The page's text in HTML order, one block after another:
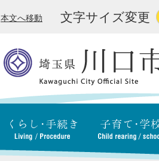
本文へ移動 文字サイズ変更